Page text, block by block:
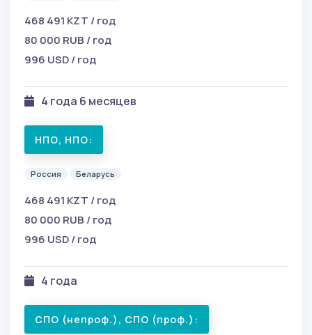
468 491 KZT / год
80 000 RUB / год
996 USD / год
4 года 6 месяцев
НПО, НПО:
Россия Беларусь
468 491 KZT / год
80 000 RUB / год
996 USD / год
4 года
СПО (непроф.), СПО (проф.):